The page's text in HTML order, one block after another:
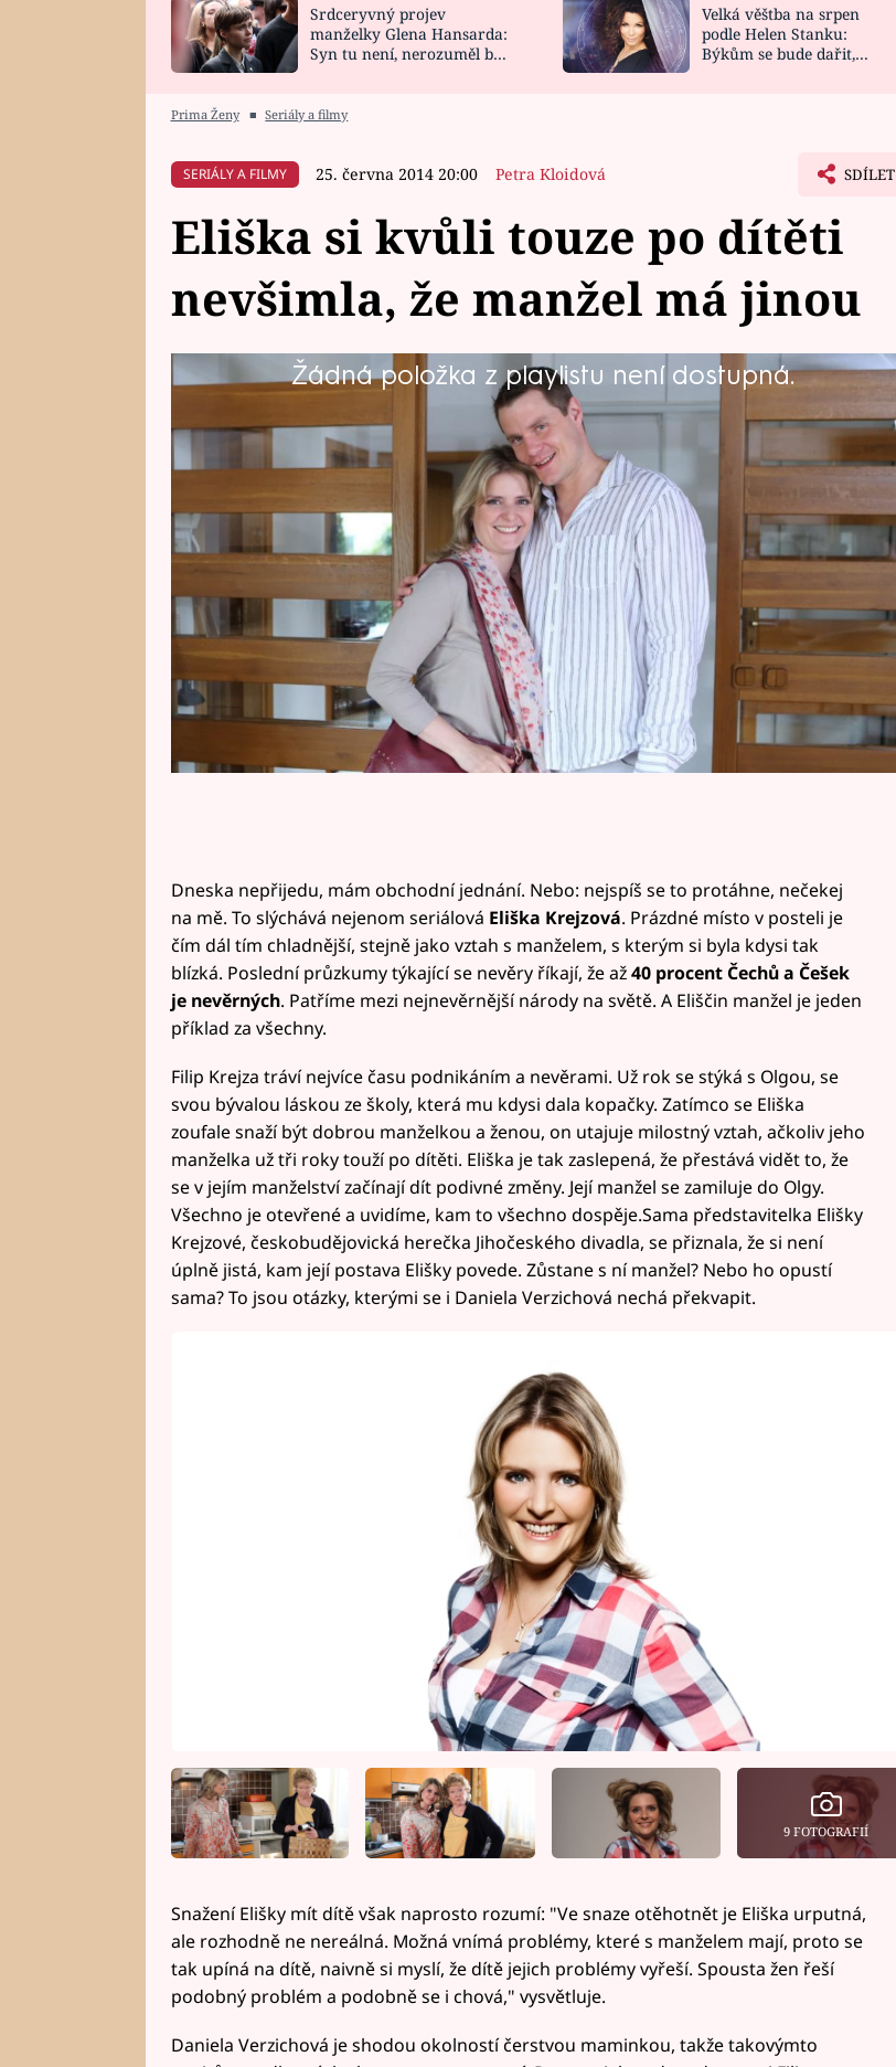
HOROSKOP NA
CELEBRITY
VAŘENÍ
NOVINKY
VIDEORECEPTY
Srdceryvný projev
manželky Glena Hansarda:
Syn tu není, nerozuměl by
Velká věštba na srpen
podle Helen Stanku:
Býkům se bude dařit,
Prima Ženy ■ Seriály a filmy
SERIÁLY A FILMY 25. června 2014 20:00 Petra Kloidová SDÍLET
Eliška si kvůli touze po dítěti
nevšimla, že manžel má jinou
Žádná položka z playlistu není dostupná.
Eliška Krejzová je jednou z dalších postav seriálu Svatby v Benátkách,
která naprosto odpovídá realitě. Je manželkou Filipa Krejzy, jenž má
však oči pro jinou. Eliška je tak zaslepená touhou po dítěti, že jeho
nevěru vidět snad ani nechce...
Dneska nepřijedu, mám obchodní jednání. Nebo: nejspíš se to protáhne, nečekej
na mě. To slýchává nejenom seriálová Eliška Krejzová. Prázdné místo v posteli je
čím dál tím chladnější, stejně jako vztah s manželem, s kterým si byla kdysi tak
blízká. Poslední průzkumy týkající se nevěry říkají, že až40 procent Čechů a Češek
je nevěrných. Patříme mezi nejnevěrnější národy na světě. A Eliščin manžel je jeden
příklad za všechny.
Filip Krejza tráví nejvíce času podnikáním a nevěrami. Už rok se stýká s Olgou, se
svou bývalou láskou ze školy, která mu kdysi dala kopačky. Zatímco se Eliška
zoufale snaží být dobrou manželkou a ženou, on utajuje milostný vztah, ačkoliv jeho
manželka už tři roky touží po dítěti. Eliška je tak zaslepená, že přestává vidět to, že
se v jejím manželství začínají dít podivné změny. Její manžel se zamiluje do Olgy.
Všechno je otevřené a uvidíme, kam to všechno dospěje.Sama představitelka Elišky
Krejzové, českobudějovická herečka Jihočeského divadla, se přiznala, že si není
úplně jistá, kam její postava Elišky povede. Zůstane s ní manžel? Nebo ho opustí
sama? To jsou otázky, kterými se i Daniela Verzichová nechá překvapit.
9 FOTOGRAFIÍ
Snažení Elišky mít dítě však naprosto rozumí: "Ve snaze otěhotnět je Eliška urputná,
ale rozhodně ne nereálná. Možná vnímá problémy, které s manželem mají, proto se
tak upíná na dítě, naivně si myslí, že dítě jejich problémy vyřeší. Spousta žen řeší
podobný problém a podobně se i chová," vysvětluje.
Daniela Verzichová je shodou okolností čerstvou maminkou, takže takovýmto